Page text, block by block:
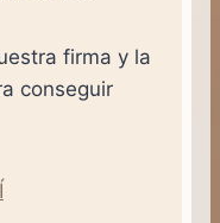
firma y la
conseguir